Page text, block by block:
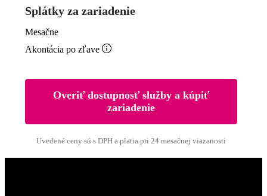
Splátky za zariadenie
Mesačne
Akontácia po zľave 
Overiť dostupnosť služby a kúpiť
zariadenie
Uvedené ceny sú s DPH a platia pri 24 mesačnej viazanosti